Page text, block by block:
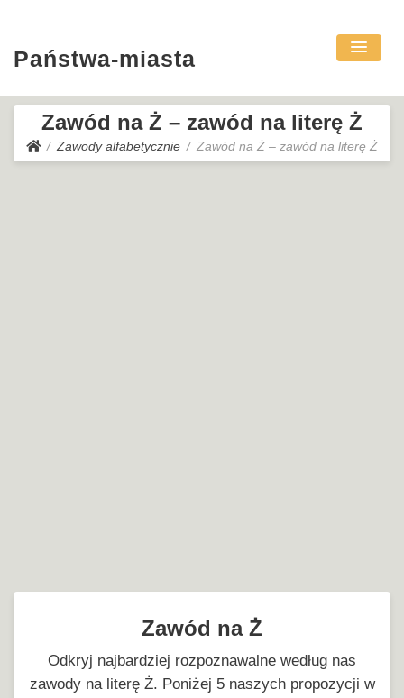
Państwa-miasta
Zawód na Ż – zawód na literę Ż
Zawody alfabetycznie Zawód na Ż – zawód na literę Ż
Zawód na Ż
Odkryj najbardziej rozpoznawalne według nas
zawody na literę Ż. Poniżej 5 naszych propozycji w